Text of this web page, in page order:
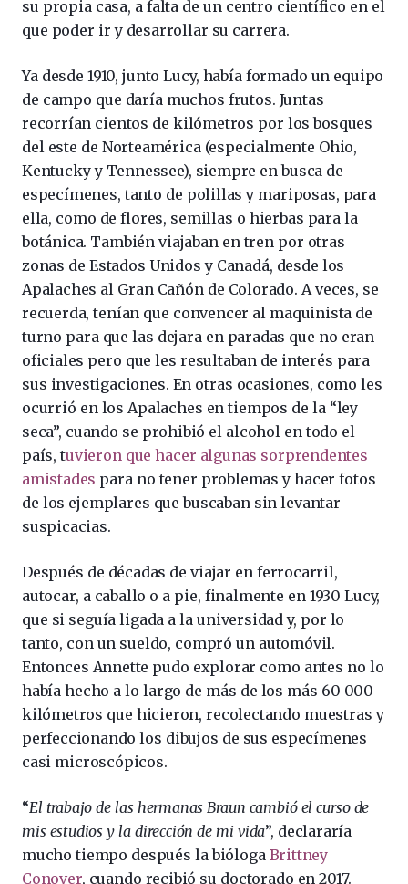
su propia casa, a falta de un centro científico en el
que poder ir y desarrollar su carrera.
Ya desde 1910, junto Lucy, había formado un equipo
de campo que daría muchos frutos. Juntas
recorrían cientos de kilómetros por los bosques
del este de Norteamérica (especialmente Ohio,
Kentucky y Tennessee), siempre en busca de
especímenes, tanto de polillas y mariposas, para
ella, como de flores, semillas o hierbas para la
botánica. También viajaban en tren por otras
zonas de Estados Unidos y Canadá, desde los
Apalaches al Gran Cañón de Colorado. A veces, se
recuerda, tenían que convencer al maquinista de
turno para que las dejara en paradas que no eran
oficiales pero que les resultaban de interés para
sus investigaciones. En otras ocasiones, como les
ocurrió en los Apalaches en tiempos de la “ley
seca”, cuando se prohibió el alcohol en todo el
país, tuvieron que hacer algunas sorprendentes
amistades para no tener problemas y hacer fotos
de los ejemplares que buscaban sin levantar
suspicacias.
Después de décadas de viajar en ferrocarril,
autocar, a caballo o a pie, finalmente en 1930 Lucy,
que si seguía ligada a la universidad y, por lo
tanto, con un sueldo, compró un automóvil.
Entonces Annette pudo explorar como antes no lo
había hecho a lo largo de más de los más 60 000
kilómetros que hicieron, recolectando muestras y
perfeccionando los dibujos de sus especímenes
casi microscópicos.
“El trabajo de las hermanas Braun cambió el curso de
mis estudios y la dirección de mi vida”, declararía
mucho tiempo después la bióloga Brittney
Conover, cuando recibió su doctorado en 2017.